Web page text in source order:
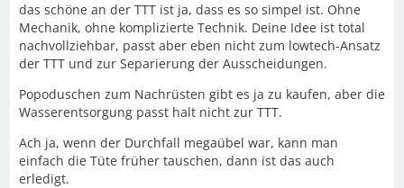
das schöne an der TTT ist ja, dass es so simpel ist. Ohne
Mechanik, ohne komplizierte Technik. Deine Idee ist total
nachvollziehbar, passt aber eben nicht zum lowtech-Ansatz
der TTT und zur Separierung der Ausscheidungen.
Popoduschen zum Nachrüsten gibt es ja zu kaufen, aber die
Wasserentsorgung passt halt nicht zur TTT.
Ach ja, wenn der Durchfall megaübel war, kann man
einfach die Tüte früher tauschen, dann ist das auch
erledigt.